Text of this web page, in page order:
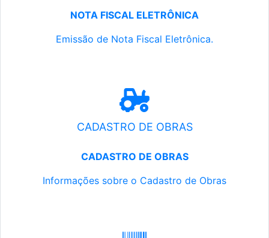
NOTA FISCAL ELETRÔNICA
Emissão de Nota Fiscal Eletrônica.
CADASTRO DE OBRAS
CADASTRO DE OBRAS
Informações sobre o Cadastro de Obras